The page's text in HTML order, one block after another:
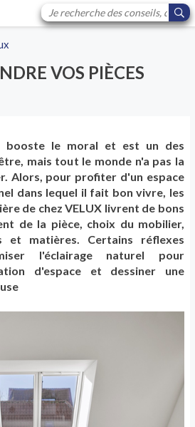
VOS PIÈCES
booste le moral et est un des
mais tout le monde n'a pas la
Alors, pour profiter d'un espace
dans lequel il fait bon vivre, les
de chez VELUX livrent de bons
de la pièce, choix du mobilier,
et matières. Certains réflexes
l'éclairage naturel pour
d'espace et dessiner une